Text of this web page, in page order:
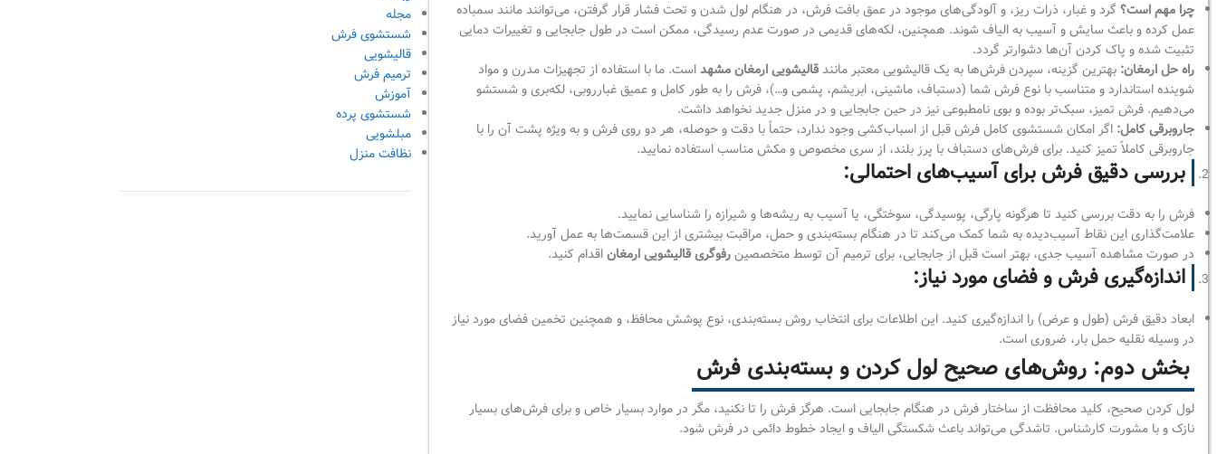
چرا مهم است؟ گرد و غبار، ذرات ریز، و آلودگی‌های موجود در عمق بافت فرش، در هنگام لول شدن و تحت فشار قرار گرفتن، می‌توانند مانند سمباده
عمل کرده و باعث سایش و آسیب به الیاف شوند. همچنین، لکه‌های قدیمی در صورت عدم رسیدگی، ممکن است در طول جابجایی و تغییرات دمایی
تثبیت شده و پاک کردن آن‌ها دشوارتر گردد.
راه حل ارمغان: بهترین گزینه، سپردن فرش‌ها به یک قالیشویی معتبر مانندقالیشویی ارمغان مشهداست. ما با استفاده از تجهیزات مدرن و مواد
شوینده استاندارد و متناسب با نوع فرش شما (دستباف، ماشینی، ابریشم، پشمی و…)، فرش را به طور کامل و عمیق غبارروبی، لکه‌بری و شستشو
می‌دهیم. فرش تمیز، سبک‌تر بوده و بوی نامطبوعی نیز در حین جابجایی و در منزل جدید نخواهد داشت.
جاروبرقی کامل: اگر امکان شستشوی کامل فرش قبل از اسباب‌کشی وجود ندارد، حتماً با دقت و حوصله، هر دو روی فرش و به ویژه پشت آن را با
جاروبرقی کاملاً تمیز کنید. برای فرش‌های دستباف با پرز بلند، از سری مخصوص و مکش مناسب استفاده نمایید.
بررسی دقیق فرش برای آسیب‌های احتمالی:
فرش را به دقت بررسی کنید تا هرگونه پارگی، پوسیدگی، سوختگی، یا آسیب به ریشه‌ها و شیرازه را شناسایی نمایید.
علامت‌گذاری این نقاط آسیب‌دیده به شما کمک می‌کند تا در هنگام بسته‌بندی و حمل، مراقبت بیشتری از این قسمت‌ها به عمل آورید.
در صورت مشاهده آسیب جدی، بهتر است قبل از جابجایی، برای ترمیم آن توسط متخصصینرفوگری قالیشویی ارمغاناقدام کنید.
اندازه‌گیری فرش و فضای مورد نیاز:
ابعاد دقیق فرش (طول و عرض) را اندازه‌گیری کنید. این اطلاعات برای انتخاب روش بسته‌بندی، نوع پوشش محافظ، و همچنین تخمین فضای مورد نیاز
در وسیله نقلیه حمل بار، ضروری است.
بخش دوم: روش‌های صحیح لول کردن و بسته‌بندی فرش
لول کردن صحیح، کلید محافظت از ساختار فرش در هنگام جابجایی است. هرگز فرش را تا نکنید، مگر در موارد بسیار خاص و برای فرش‌های بسیار
نازک و با مشورت کارشناس. تاشدگی می‌تواند باعث شکستگی الیاف و ایجاد خطوط دائمی در فرش شود.
مجله
شستشوی فرش
قالیشویی
ترمیم فرش
آموزش
شستشوی پرده
مبلشویی
نظافت منزل